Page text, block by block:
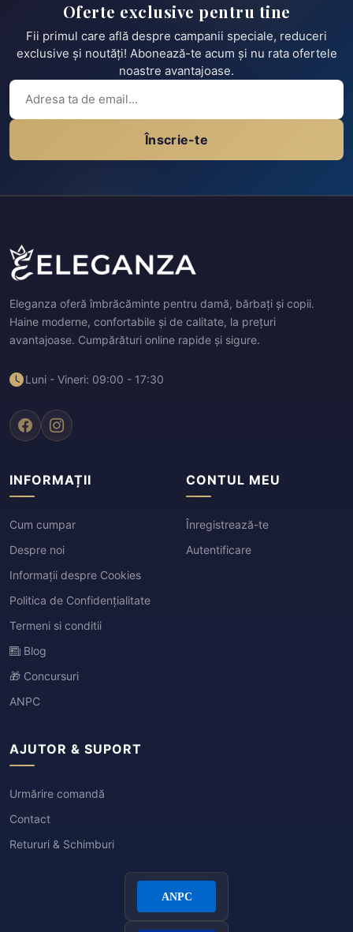
Oferte exclusive pentru tine
Fii primul care află despre campanii speciale, reduceri
exclusive și noutăți! Abonează-te acum și nu rata ofertele
noastre avantajoase.
Înscrie-te
Eleganza oferă îmbrăcăminte pentru damă, bărbați și copii.
Haine moderne, confortabile și de calitate, la prețuri
avantajoase. Cumpărături online rapide și sigure.
Luni - Vineri: 09:00 - 17:30
INFORMAȚII
Cum cumpar
Despre noi
Informații despre Cookies
Politica de Confidențialitate
Termeni si conditii
Blog
🎁 Concursuri
ANPC
CONTUL MEU
Înregistrează-te
Autentificare
AJUTOR & SUPORT
Urmărire comandă
Contact
Retururi & Schimburi